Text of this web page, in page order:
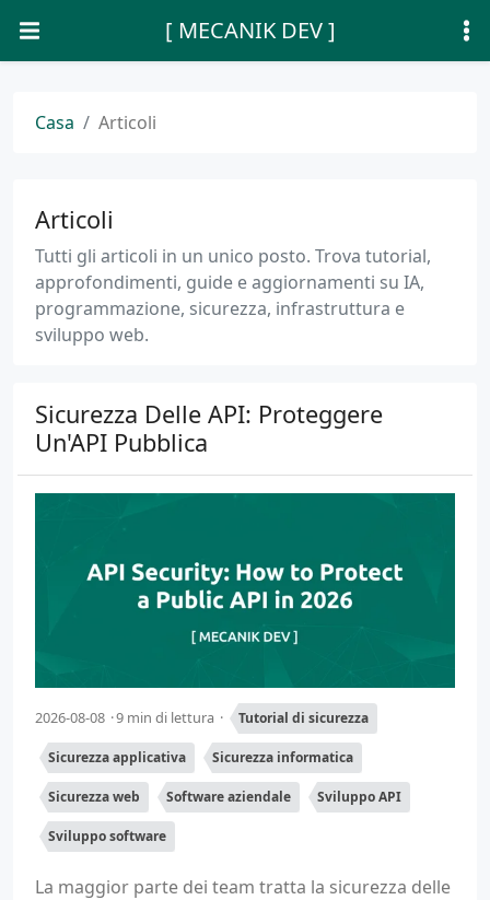
[ MECANIK DEV ]
Casa Articoli
Articoli
Tutti gli articoli in un unico posto. Trova tutorial,
approfondimenti, guide e aggiornamenti su IA,
programmazione, sicurezza, infrastruttura e
sviluppo web.
Sicurezza Delle API: Proteggere
Un'API Pubblica
2026-08-08 9 min di lettura Tutorial di sicurezza
Sicurezza applicativa Sicurezza informatica
Sicurezza web Software aziendale Sviluppo API
Sviluppo software
La maggior parte dei team tratta la sicurezza delle